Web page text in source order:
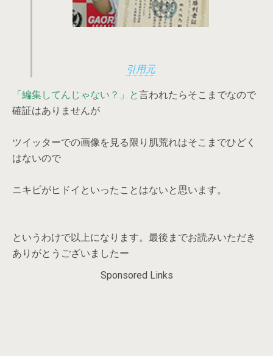
引用元
「編集してんじゃない？」と言われたらそこまでなので
確証はありませんが
ツイッターでの画像を見る限り肌荒れはそこまでひどく
はないので
ニキビがヒドイといったことはないと思います。
というわけで以上になります。最後までお読みいただき
ありがとうございましたー
Sponsored Links